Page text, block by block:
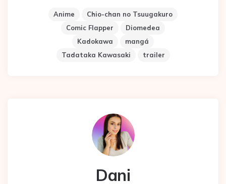
Anime
Chio-chan no Tsuugakuro
Comic Flapper
Diomedea
Kadokawa
mangá
Tadataka Kawasaki
trailer
Dani